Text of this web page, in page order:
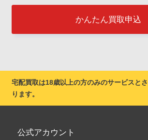
かんたん買取申込
宅配買取は18歳以上の方のみのサービスと
ります。
公式アカウント